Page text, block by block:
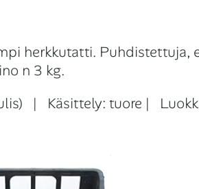
herkkutatti.
n 3 kg.
| Käsittely: tuore |